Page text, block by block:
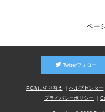
ペー
Twitterフォロー
PC版に切り替え ヘルプセンター
プライバシーポリシー